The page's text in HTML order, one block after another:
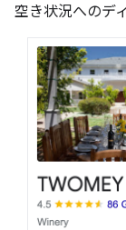
空き状況へのデ